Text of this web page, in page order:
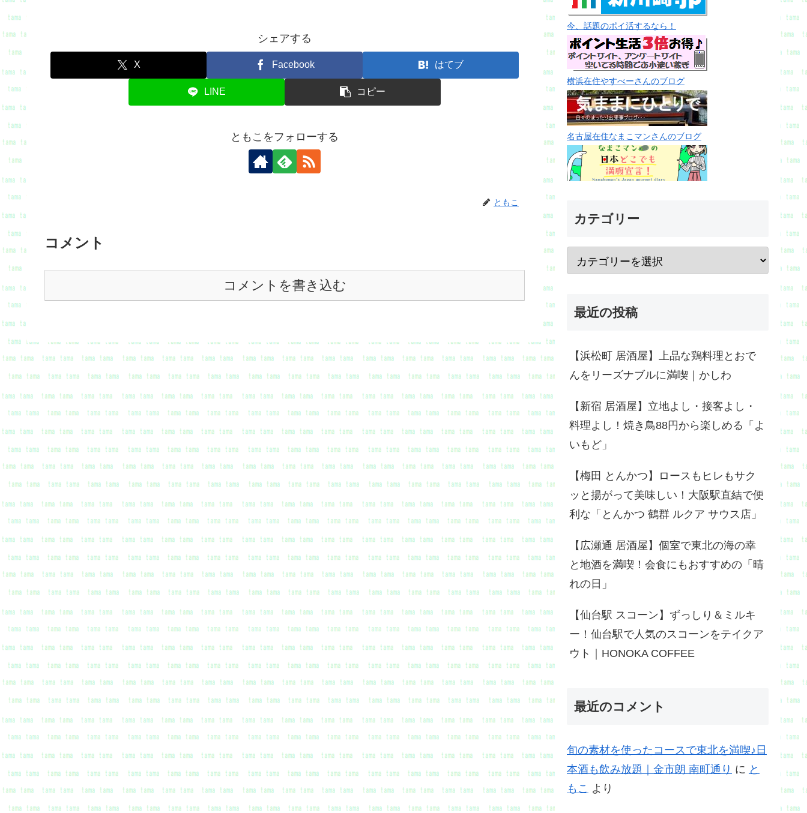
シェアする
X Facebook はてブ
LINE コピー
ともこをフォローする
ともこ
コメント
コメントを書き込む
今、話題のポイ活するなら！
横浜在住やすべーさんのブログ
名古屋在住なまこマンさんのブログ
カテゴリー
最近の投稿
【浜松町 居酒屋】上品な鶏料理とおで
んをリーズナブルに満喫｜かしわ
【新宿 居酒屋】立地よし・接客よし・
料理よし！焼き鳥88円から楽しめる「よ
いもど」
【梅田 とんかつ】ロースもヒレもサク
ッと揚がって美味しい！大阪駅直結で便
利な「とんかつ 鶴群 ルクア サウス店」
【広瀬通 居酒屋】個室で東北の海の幸
と地酒を満喫！会食にもおすすめの「晴
れの日」
【仙台駅 スコーン】ずっしり＆ミルキ
ー！仙台駅で人気のスコーンをテイクア
ウト｜HONOKA COFFEE
最近のコメント
旬の素材を使ったコースで東北を満喫♪日
本酒も飲み放題｜金市朗 南町通り に と
もこ より